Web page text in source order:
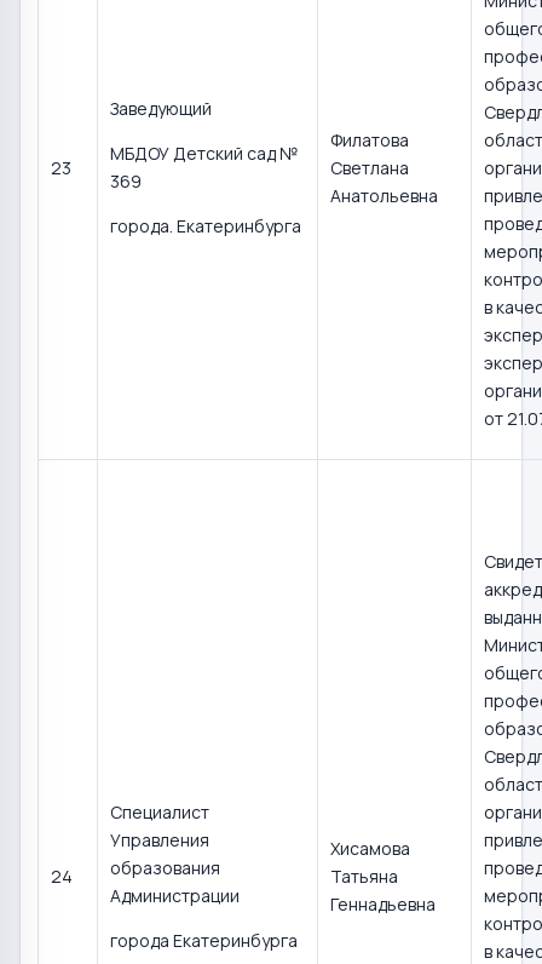
23
Заведующий
МБДОУ Детский сад №
369
города. Екатеринбурга
Филатова
Светлана
Анатольевна
в
от
24
Специалист
Управления
образования
Администрации
города Екатеринбурга
Хисамова
Татьяна
Геннадьевна
в